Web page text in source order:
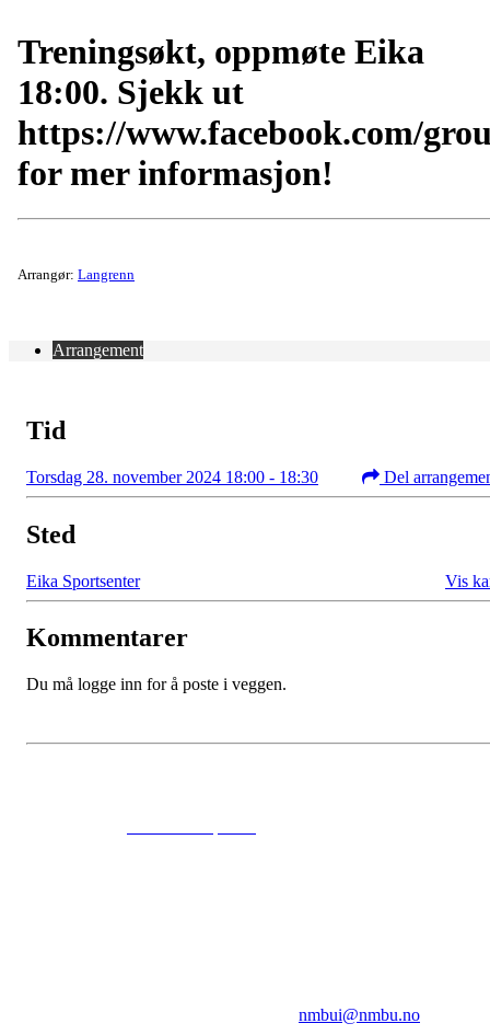
Treningsøkt, oppmøte Eika
18:00. Sjekk ut
https://www.facebook.com/
for mer informasjon!
Arrangør: Langrenn
Arrangement
Tid
Torsdag 28. november 2024 18:00 - 18:30 Del
Sted
Eika Sportsenter Vis
Kommentarer
Du må logge inn for å poste i veggen.
nmbui@nmbu.no